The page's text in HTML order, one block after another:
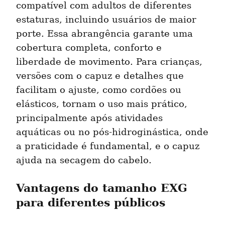
compatível com adultos de diferentes
estaturas, incluindo usuários de maior
porte. Essa abrangência garante uma
cobertura completa, conforto e
liberdade de movimento. Para crianças,
versões com o capuz e detalhes que
facilitam o ajuste, como cordões ou
elásticos, tornam o uso mais prático,
principalmente após atividades
aquáticas ou no pós-hidroginástica, onde
a praticidade é fundamental, e o capuz
ajuda na secagem do cabelo.
Vantagens do tamanho EXG
para diferentes públicos